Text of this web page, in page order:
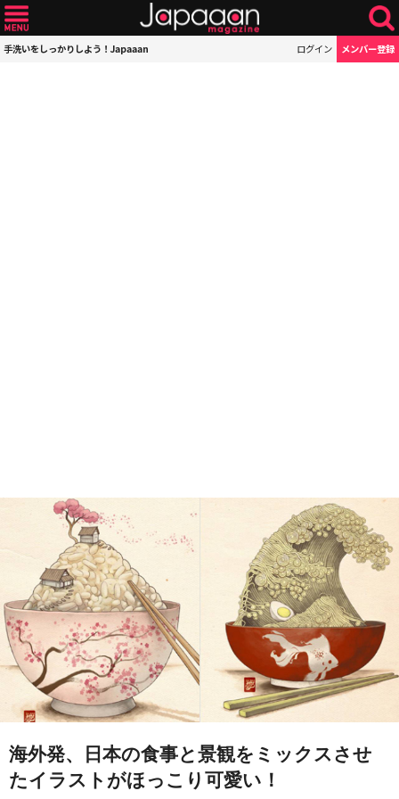
手洗いをしっかりしよう！Japaaan ログイン メンバー登録
海外発、日本の食事と景観をミックスさせ
たイラストがほっこり可愛い！